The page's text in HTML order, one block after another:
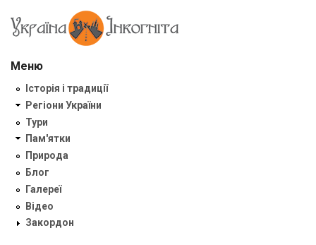
Меню
Історія і традиції
Регіони України
Тури
Пам'ятки
Природа
Блог
Галереї
Відео
Закордон